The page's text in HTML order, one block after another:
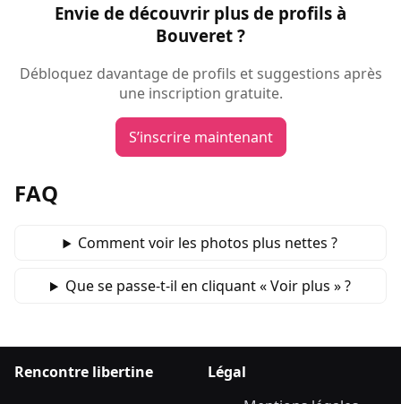
Envie de découvrir plus de profils à
Bouveret ?
Débloquez davantage de profils et suggestions après
une inscription gratuite.
S’inscrire maintenant
FAQ
Comment voir les photos plus nettes ?
Que se passe‑t‑il en cliquant « Voir plus » ?
Rencontre libertine
Légal